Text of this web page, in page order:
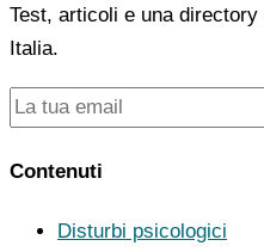
Test, articoli e una
Italia.
Contenuti
Disturbi psicologici